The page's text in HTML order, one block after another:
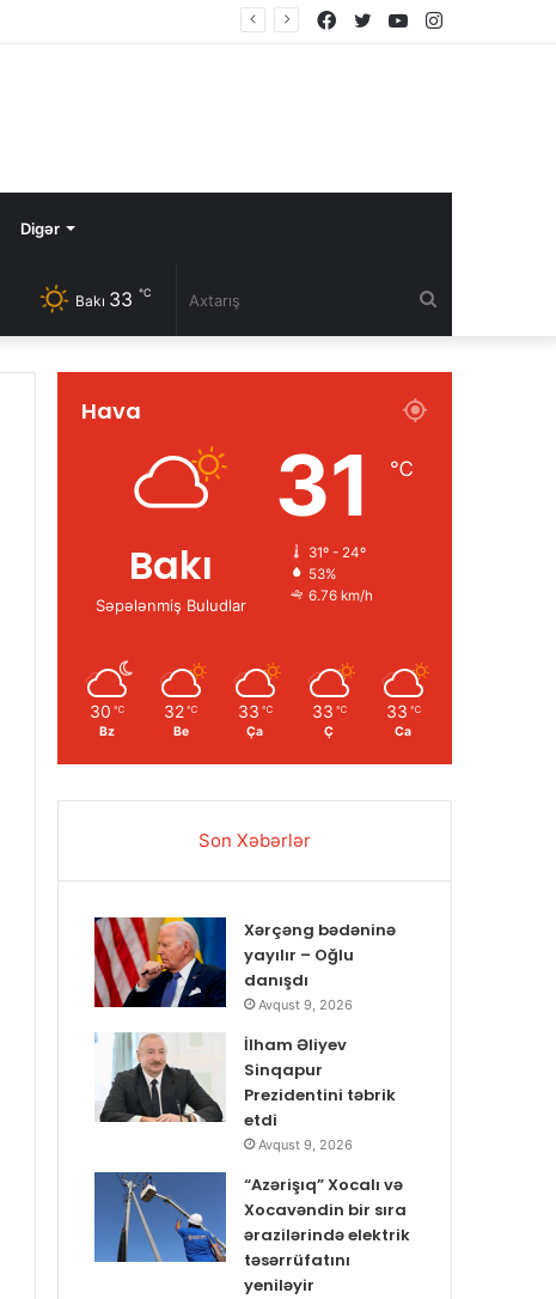
YouTube
Twitter
Facebook
Digər
Bakı 33 ℃
Hava
Bakı
Səpələnmiş Buludlar
31 ℃
31º - 24º
53%
6.76 km/h
30 ℃
Bz
32 ℃
Be
33 ℃
Ça
33 ℃
Ç
33 ℃
Ca
Son Xəbərlər
Xərçəng bədəninə
yayılır – Oğlu
danışdı
Avqust 9, 2026
İlham Əliyev
Sinqapur
Prezidentini təbrik
etdi
Avqust 9, 2026
“Azərişıq” Xocalı və
Xocavəndin bir sıra
ərazilərində elektrik
təsərrüfatını
yeniləyir